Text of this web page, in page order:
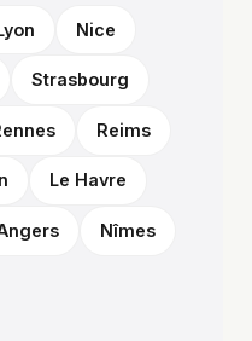
Nice
Strasbourg
Reims
Le Havre
Nîmes